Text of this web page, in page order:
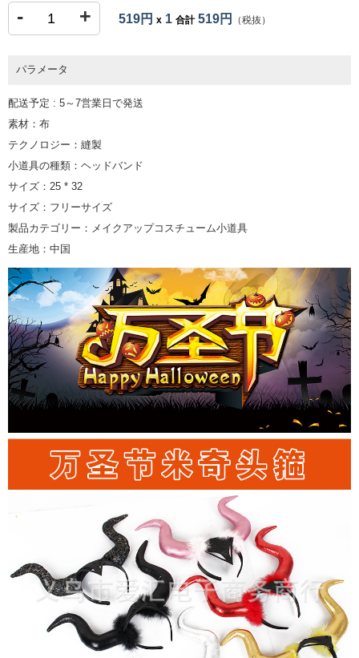
- + 519円 x 1 合計519円 （税抜）
パラメータ
配送予定 : 5～7営業日で発送
素材：布
テクノロジー：縫製
小道具の種類：ヘッドバンド
サイズ：25 * 32
サイズ：フリーサイズ
製品カテゴリー：メイクアップコスチューム小道具
生産地：中国